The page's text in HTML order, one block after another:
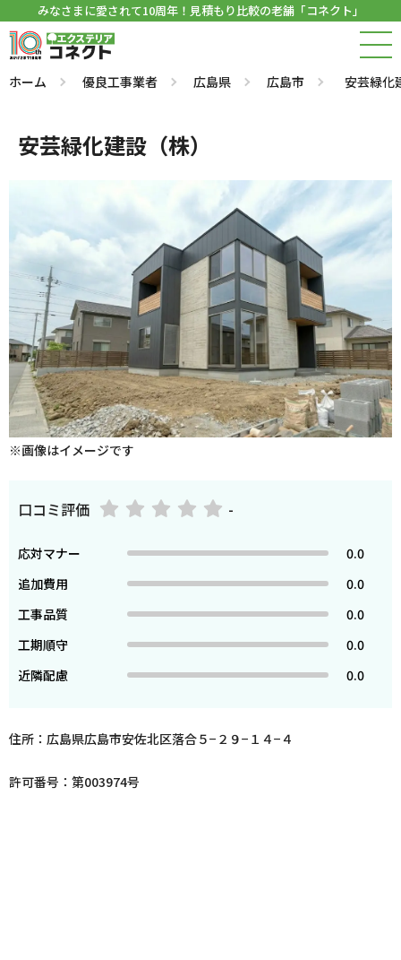
みなさまに愛されて10周年！見積もり比較の老舗「コネクト」
ホーム 優良工事業者 広島県 広島市 安芸緑化
安芸緑化建設（株）
※画像はイメージです
口コミ評価 -
応対マナー
0.0
追加費用
0.0
工事品質
0.0
工期順守
0.0
近隣配慮
0.0
住所：広島県広島市安佐北区落合５−２９−１４−４
許可番号：第003974号